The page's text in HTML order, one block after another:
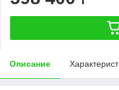
Описание